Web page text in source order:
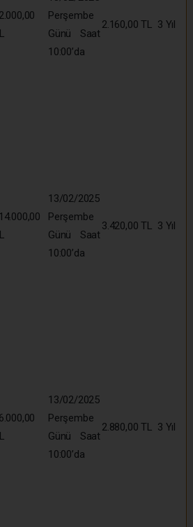
Perşembe
Günü Saat
10:00’da
2.160,00 TL 3 Yıl
13/02/2025
Perşembe
Günü Saat
10:00’da
3.420,00 TL 3 Yıl
13/02/2025
Perşembe
Günü Saat
10:00’da
2.880,00 TL 3 Yıl